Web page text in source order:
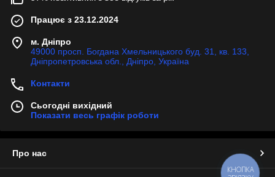
Працює з 23.12.2024
м. Дніпро
49000 просп. Богдана Хмельницького буд. 31, кв. 133,
Дніпропетровська обл., Дніпро, Україна
Контакти
Сьогодні вихідний
Показати весь графік роботи
Про нас
КНОПКА